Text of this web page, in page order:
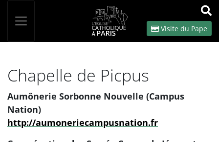
OK
Visite du Pape
Chapelle de Picpus
Aumônerie Sorbonne Nouvelle (Campus
Nation)
http://aumoneriecampusnation.fr
Panneau de gestion des cookies